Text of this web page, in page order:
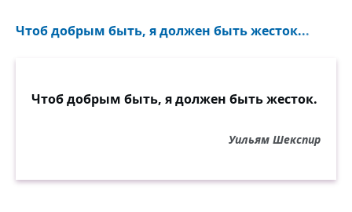
Чтоб добрым быть, я должен быть жесток...
Чтоб добрым быть, я должен быть жесток.
Уильям Шекспир